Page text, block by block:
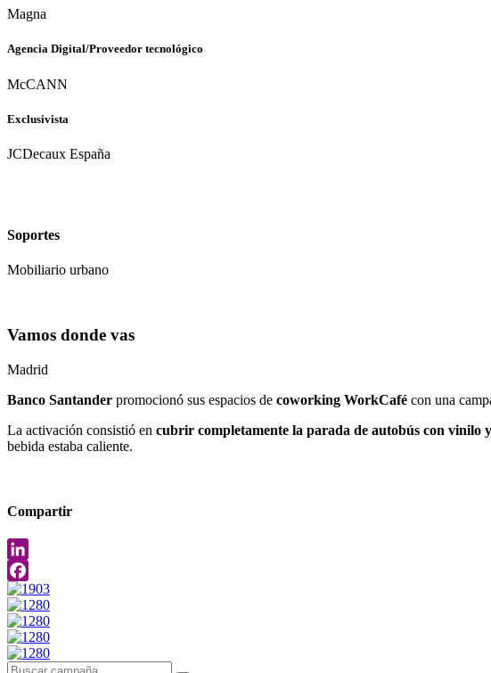
Magna
Agencia Digital/Proveedor tecnológico
McCANN
Exclusivista
JCDecaux España
Soportes
Mobiliario urbano
Vamos donde vas
Madrid
Banco Santander promocionó sus espacios de coworking WorkCafé con una
La activación consistió en cubrir completamente la parada de autobús con vinilo
bebida estaba caliente.
Compartir
LinkedIn
Facebook